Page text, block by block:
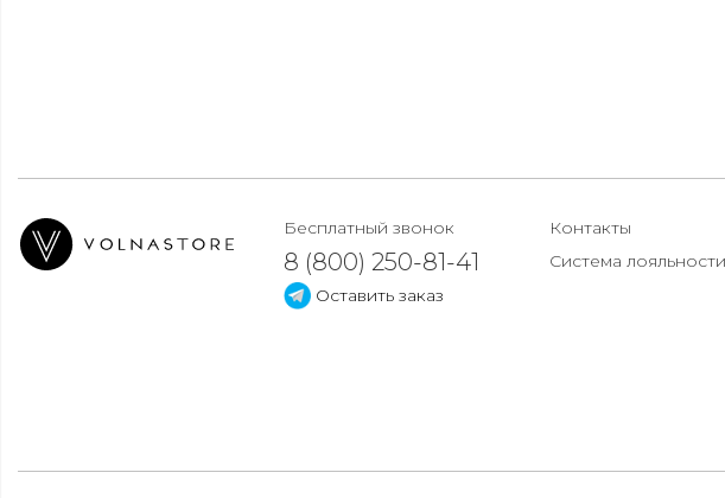
Бесплатный звонок
8 (800) 250-81-41
Оставить заказ
Контакты
Система лояльности